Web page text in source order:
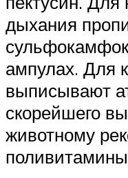
дыхания
ампулах. Для
выписывают
скорейшего
животному